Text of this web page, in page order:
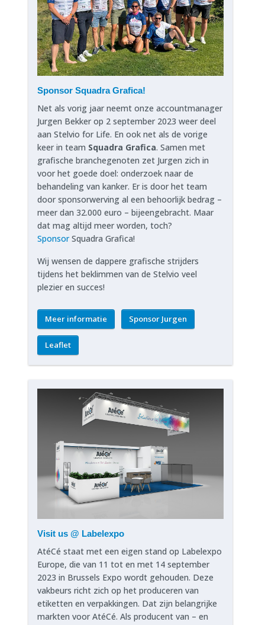
Sponsor Squadra Grafica!
Net als vorig jaar neemt onze accountmanager
Jurgen Bekker op 2 september 2023 weer deel
aan Stelvio for Life. En ook net als de vorige
keer in team Squadra Grafica. Samen met
grafische branchegenoten zet Jurgen zich in
voor het goede doel: onderzoek naar de
behandeling van kanker. Er is door het team
door sponsorwerving al een behoorlijk bedrag –
meer dan 32.000 euro – bijeengebracht. Maar
dat mag altijd meer worden, toch?
SponsorSquadra Grafica!
Wij wensen de dappere grafische strijders
tijdens het beklimmen van de Stelvio veel
plezier en succes!
Meer informatie Sponsor Jurgen
Leaflet
Visit us @ Labelexpo
AtéCé staat met een eigen stand op Labelexpo
Europe, die van 11 tot en met 14 september
2023 in Brussels Expo wordt gehouden. Deze
vakbeurs richt zich op het produceren van
etiketten en verpakkingen. Dat zijn belangrijke
markten voor AtéCé. Als producent van – en